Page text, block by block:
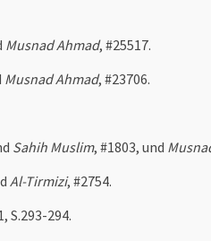
Musnad Ahmad, #25517.
Musnad Ahmad, #23706.
Sahih Muslim, #1803, und
Al-Tirmizi, #2754.
S.293-294.